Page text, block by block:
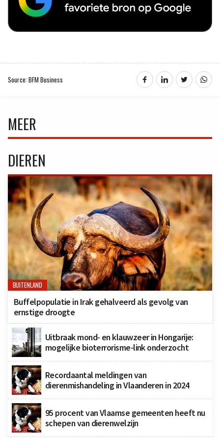
Source: BFM Business
MEER
DIEREN
BUITENLAND
Buffelpopulatie in Irak gehalveerd als gevolg van
ernstige droogte
Uitbraak mond- en klauwzeer in Hongarije:
mogelijke bioterrorisme-link onderzocht
Recordaantal meldingen van
dierenmishandeling in Vlaanderen in 2024
95 procent van Vlaamse gemeenten heeft nu
schepen van dierenwelzijn